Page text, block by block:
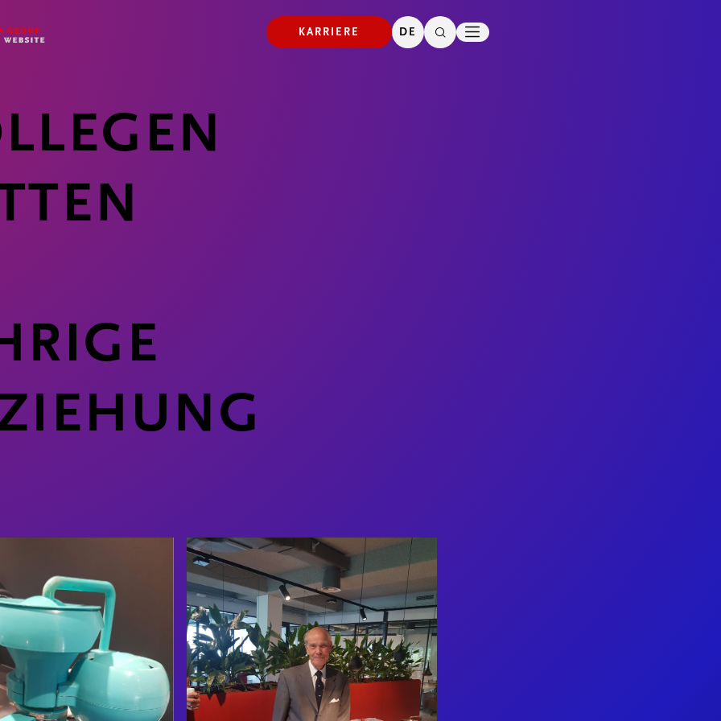
KARRIERE DE
DOWNLOADS
SUCHE
KONTAKT